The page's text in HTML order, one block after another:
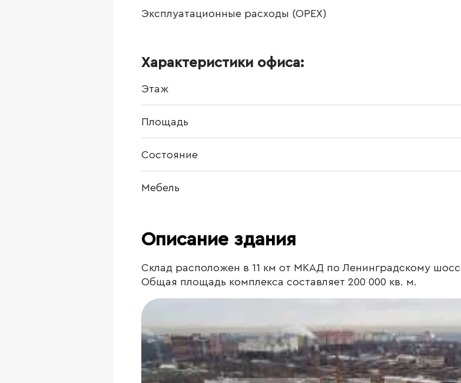
Эксплуатационные расходы (OPEX)
Характеристики офиса:
Этаж
Площадь
Состояние
Мебель
Описание здания
Склад расположен в 11 км от МКАД по Ленинградскому
Общая площадь комплекса составляет 200 000 кв. м.